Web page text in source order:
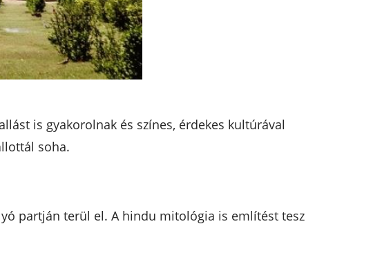
is gyakorolnak és színes, érdekes kultúrával
soha.
partján terül el. A hindu mitológia is említést tesz